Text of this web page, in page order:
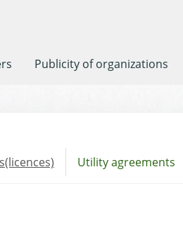
Publicity of organizations
Utility agreements